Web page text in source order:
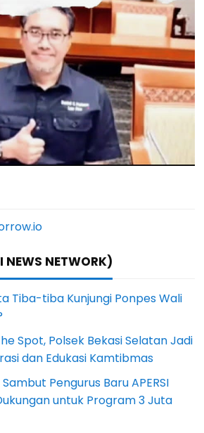
NEWS NETWORK)
Tiba-tiba Kunjungi Ponpes Wali
Spot, Polsek Bekasi Selatan Jadi
dan Edukasi Kamtibmas
Pengurus Baru APERSI
untuk Program 3 Juta